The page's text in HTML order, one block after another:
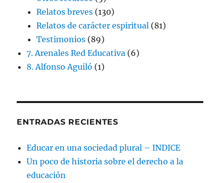
Relatos breves (130)
Relatos de carácter espiritual (81)
Testimonios (89)
7. Arenales Red Educativa (6)
8. Alfonso Aguiló (1)
ENTRADAS RECIENTES
Educar en una sociedad plural – INDICE
Un poco de historia sobre el derecho a la
educación